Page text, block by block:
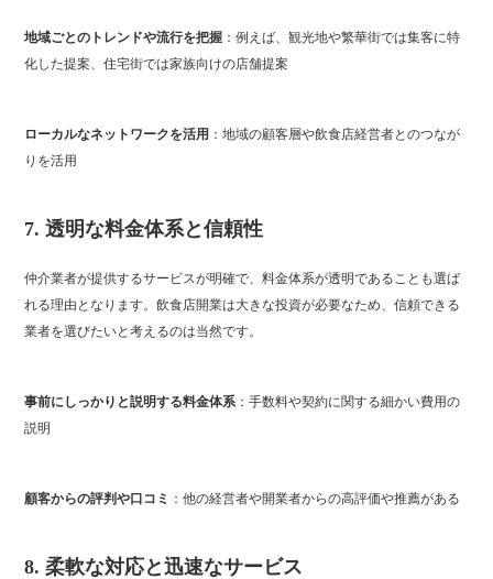
地域ごとのトレンドや流行を把握 ：例えば、観光地や繁華街では集客に特
化した提案、住宅街では家族向けの店舗提案
ローカルなネットワークを活用 ：地域の顧客層や飲食店経営者とのつなが
りを活用
7.透明な料金体系と信頼性
仲介業者が提供するサービスが明確で、料金体系が透明であることも選ば
れる理由となります。飲食店開業は大きな投資が必要なため、信頼できる
業者を選びたいと考えるのは当然です。
事前にしっかりと説明する料金体系：手数料や契約に関する細かい費用の
説明
顧客からの評判や口コミ ：他の経営者や開業者からの高評価や推薦がある
8.柔軟な対応と迅速なサービス